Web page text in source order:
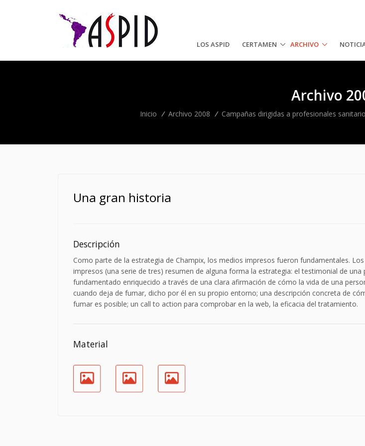
LOS ASPID CERTAMEN ARCHIVO
Archivo
Inicio / Archivo 2008 / Campañas dirigidas a profesionales
Una gran historia
Descripción
Como parte de la estrategia de Champix, los medios impresos fueron fundamentales.
impresos (una serie de tres) resumen de alguna forma la estrategia: el testimonial de una
fundamentado enriquecido a través de una clara afirmación de cómo la vida de una
cuando deja de fumar, dicho por él en su propio entorno; una descripción concreta de
fumar es posible; un call to action para comprobar en la web, la eficacia del tratamiento.
Material